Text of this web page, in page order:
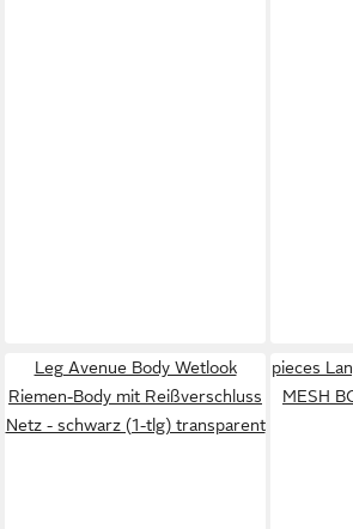
Leg Avenue Body Wetlook
Riemen-Body mit Reißverschluss
Netz - schwarz (1-tlg) transparent
pieces
MESH